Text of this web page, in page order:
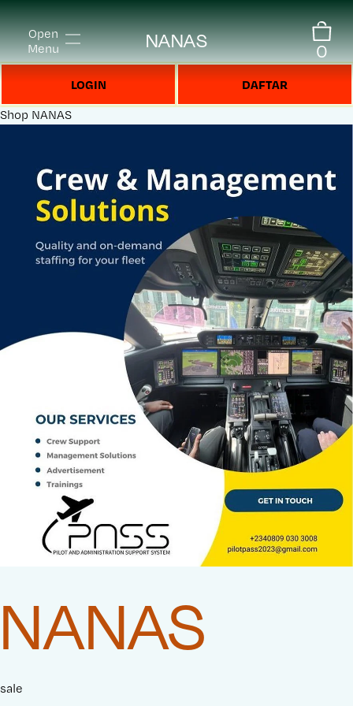
Open
Menu
NANAS 0
LOGIN DAFTAR
Shop NANAS
NANAS
sale